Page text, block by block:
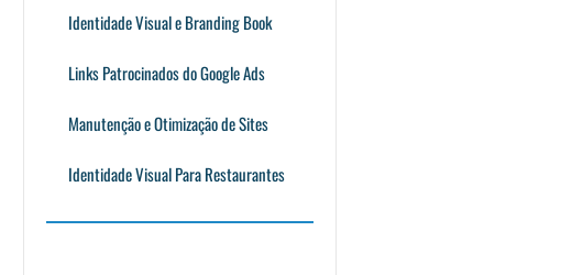
Identidade Visual e Branding Book
Links Patrocinados do Google Ads
Manutenção e Otimização de Sites
Identidade Visual Para Restaurantes